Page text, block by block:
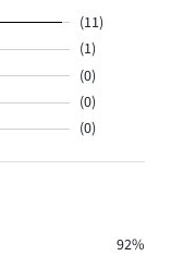
(11)
(1)
(0)
(0)
(0)
92%